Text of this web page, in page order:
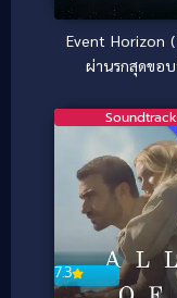
Event Horizon
ผ่านรกสุดขอ
7.3
Soundtrack